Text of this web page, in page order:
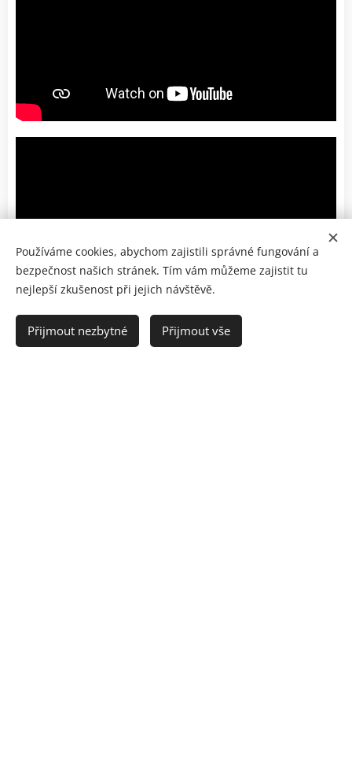
Používáme cookies, abychom zajistili správné fungování a
bezpečnost našich stránek. Tím vám můžeme zajistit tu
nejlepší zkušenost při jejich návštěvě.
Přijmout nezbytné Přijmout vše